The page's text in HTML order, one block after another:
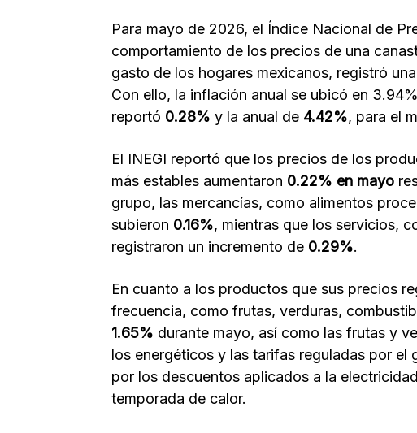
Para mayo de 2026, el Índice Nacional de
comportamiento de los precios de una
gasto de los hogares mexicanos, registró
Con ello, la inflación anual se ubicó en
reportó 0.28% y la anual de 4.42%, para el
El INEGI reportó que los precios de los
más estables aumentaron 0.22% en mayo
grupo, las mercancías, como alimentos
subieron 0.16%, mientras que los servicios,
registraron un incremento de 0.29%.
En cuanto a los productos que sus precios
frecuencia, como frutas, verduras,
1.65% durante mayo, así como las frutas y
los energéticos y las tarifas reguladas por el
por los descuentos aplicados a la
temporada de calor.